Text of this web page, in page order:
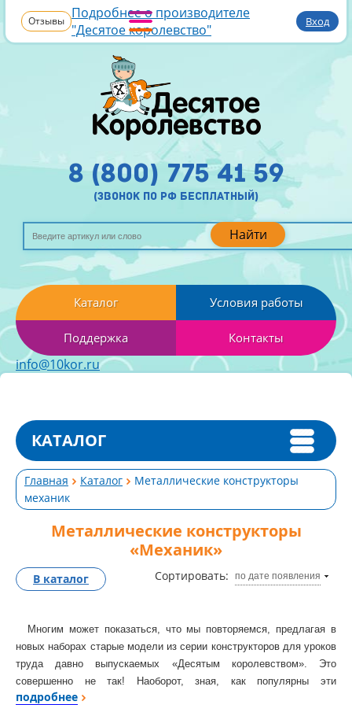
Отзывы Подробнее о производителе
"Десятое королевство"
Вход
Найти
8 (800) 775 41 59
(звонок по рф бесплатный)
Каталог Условия работы
Поддержка Контакты
info@10kor.ru
КАТАЛОГ
Главная Каталог
Металлические конструкторы
механик
Металлические конструкторы
«Механик»
Сортировать: по дате появления
В каталог
Многим может показаться, что мы повторяемся, предлагая в
новых наборах старые модели из серии конструкторов для уроков
труда давно выпускаемых «Десятым королевством». Это
совершенно не так! Наоборот, зная, как популярны эти
конструкторы, мы придали им новое качество.
подробнее